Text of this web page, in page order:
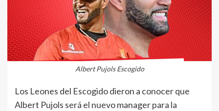
Albert Pujols Escogido
Los Leones del Escogido dieron a conocer que
Albert Pujols será el nuevo manager para la